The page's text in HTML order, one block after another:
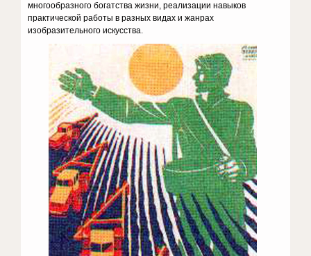
многообразного богатства жизни, реализации навыков
практической работы в разных видах и жанрах
изобразительного искусства.